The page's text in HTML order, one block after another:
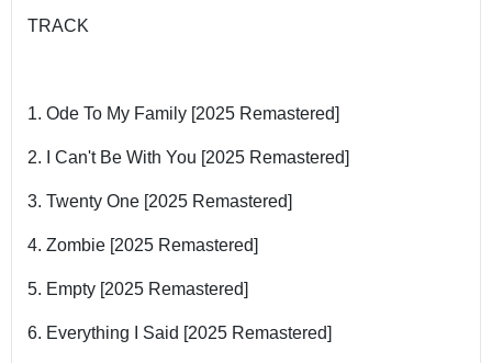
TRACK
1. Ode To My Family [2025 Remastered]
2. I Can't Be With You [2025 Remastered]
3. Twenty One [2025 Remastered]
4. Zombie [2025 Remastered]
5. Empty [2025 Remastered]
6. Everything I Said [2025 Remastered]